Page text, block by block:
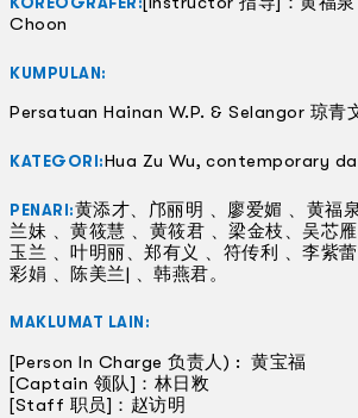
Choon
KUMPULAN:
Persatuan Hainan W.P. & Selangor 琼青
KATEGORI:Hua Zu Wu, contemporary
PENARI:黄添才、邝丽明 、廖爱媚 、黄福
兰妹 、黄筱慧 、黄筱君 、梁金枝、吴芯
玉兰 、叶明丽、郑有义 、符传利 、李紫
彩娟 、陈美兰| 、韩燕君。
MAKLUMAT LAIN:
[Person In Charge 负责人) : 黄宝福
[Captain 领队]：林日敉
[Staff 职员]：赵访明